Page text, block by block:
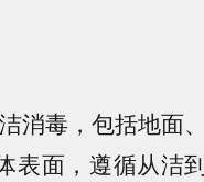
毒，包括地面、
表面，遵循从洁